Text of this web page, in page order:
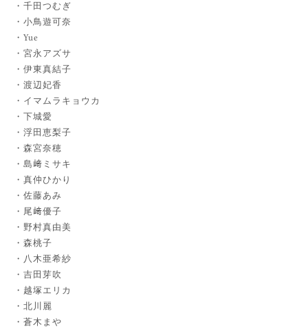
千田つむぎ
小鳥遊可奈
Yue
宮永アズサ
伊東真結子
渡辺妃香
イマムラキョウカ
下城愛
浮田恵梨子
森宮奈穂
島﨑ミサキ
真仲ひかり
佐藤あみ
尾﨑優子
野村真由美
森桃子
八木亜希紗
吉田芽吹
越塚エリカ
北川麗
蒼木まや